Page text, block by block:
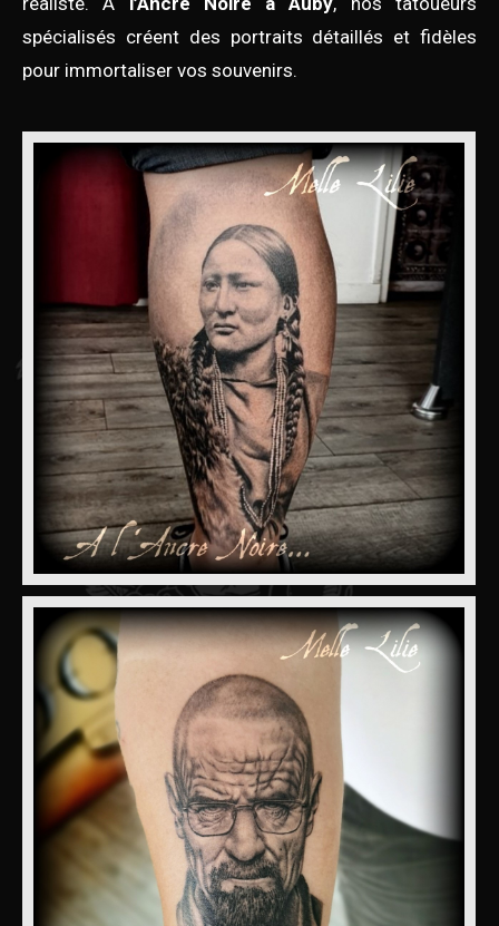
spécialisés créent des portraits détaillés et fidèles
pour immortaliser vos souvenirs.